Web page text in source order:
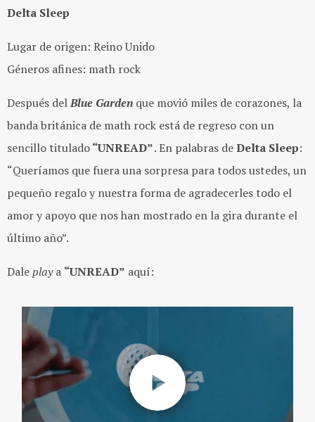
Delta Sleep
Lugar de origen: Reino Unido
Géneros afines: math rock
Después delBlue Garden que movió miles de corazones, la
banda británica de math rock está de regreso conun
sencillo titulado“UNREAD”. En palabras deDelta Sleep:
“Queríamos que fuera una sorpresa para todos ustedes, un
pequeño regalo y nuestra forma de agradecerles todo el
amor y apoyo que nos han mostrado en la gira durante el
último año”.
Daleplaya “UNREAD” aquí: